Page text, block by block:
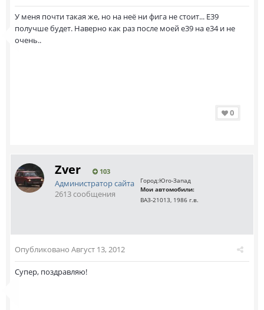
У меня почти такая же, но на неё ни фига не стоит... Е39
получше будет. Наверно как раз после моей е39 на е34 и не
очень..
0
Zver 103
Администратор сайта
2613 сообщения
Город:Юго-Запад
Мои автомобили:
ВАЗ-21013, 1986 г.в.
Опубликовано Август 13, 2012
Супер, поздравляю!